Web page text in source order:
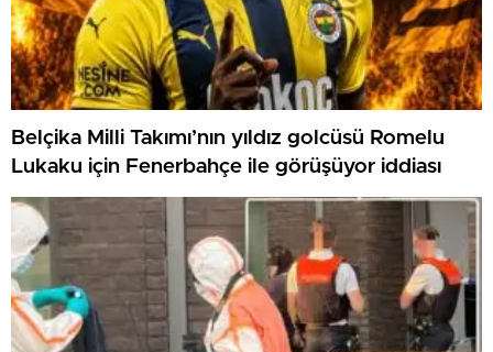
Belçika Milli Takımı’nın yıldız golcüsü Romelu
Lukaku için Fenerbahçe ile görüşüyor iddiası